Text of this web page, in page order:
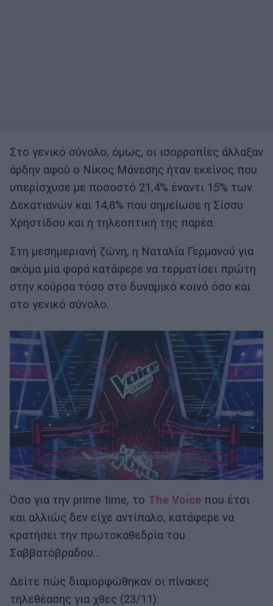
Στο γενικό σύνολο, όμως, οι ισορροπίες άλλαξαν
άρδην αφού ο Νίκος Μάνεσης ήταν εκείνος που
υπερίσχυσε με ποσοστό 21,4% έναντι 15% των
Δεκατιανών και 14,8% που σημείωσε η Σίσσυ
Χρηστίδου και η τηλεοπτική της παρέα.
Στη μεσημεριανή ζώνη, η Ναταλία Γερμανού για
ακόμα μία φορά κατάφερε να τερματίσει πρώτη
στην κούρσα τόσο στο δυναμικό κοινό όσο και
στο γενικό σύνολο.
Όσο για την prime time, το The Voice που έτσι
και αλλιώς δεν είχε αντίπαλο, κατάφερε να
κρατήσει την πρωτοκαθεδρία του
Σαββατόβραδου...
Δείτε πώς διαμορφώθηκαν οι πίνακες
τηλεθέασης για χθες (23/11):